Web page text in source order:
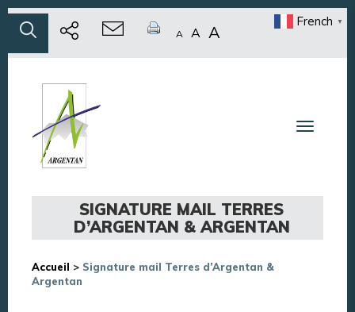
A A A
French ▼
Toggle
SIGNATURE MAIL TERRES
D’ARGENTAN & ARGENTAN
Accueil > Signature mail Terres d’Argentan &
Argentan